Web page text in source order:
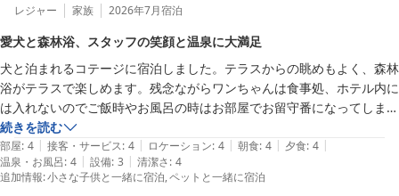
とですが、ご満足いただけたご様子に安心いたしました。いただい
これからも、お食事と温泉の両方でご満足いただけるご滞在をご提
供できるよう、スタッフ一同努めてまいります。
また那須へお越しの際は、ぜひ当館をご利用くださいませ。心より
お待ち申し上げております。
この度は誠にありがとうございました。
レジャー 家族 2026年7月宿泊
愛犬と森林浴、スタッフの笑顔と温泉に大満足
犬と泊まれるコテージに宿泊しました。テラスからの眺めもよく、森林
浴がテラスで楽しめます。残念ながらワンちゃんは食事処、ホテル内に
は入れないのでご飯時やお風呂の時はお部屋でお留守番になってしまい
ます。しかし、それ以上にホテルスタッフの方々のサービスが素晴らし
かったです。食事会場のスタッフの方も、縁日イベントの海外のスタッ
フの方もとても良い笑顔で親切な対応をしてくれました。お風呂のお湯
も那須の源泉っぽい白濁した硫黄泉で最高でした。また訪れたいです。
続きを読む
部屋: 4 | 接客・サービス: 4 | ロケーション: 4 | 朝食: 4 | 夕食: 4 |
温泉・お風呂: 4 | 設備: 3 | 清潔さ: 4
追加情報:小さな子供と一緒に宿泊 ペットと一緒に宿泊